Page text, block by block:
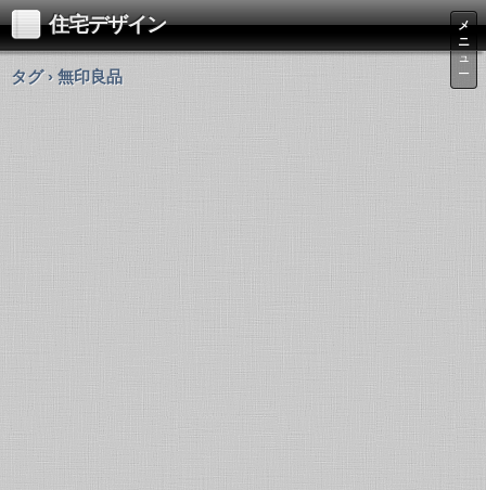
住宅デザイン
メ
ニ
ュ
ー
タグ › 無印良品